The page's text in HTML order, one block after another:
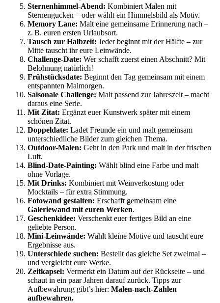
Sternenhimmel-Abend: Kombiniert Malen mit
Sternengucken – oder wählt ein Himmelsbild als Motiv.
Memory Lane: Malt eine gemeinsame Erinnerung nach –
z. B. euren ersten Urlaubsort.
Tausch zur Halbzeit: Jeder beginnt mit der Hälfte – zur
Mitte tauscht ihr eure Leinwände.
Challenge-Date: Wer schafft zuerst einen Abschnitt? Mit
Belohnung natürlich!
Frühstücksdate: Beginnt den Tag gemeinsam mit einem
entspannten Malmorgen.
Saisonale Challenge: Malt passend zur Jahreszeit – macht
daraus eine Serie.
Mit Zitat: Ergänzt euer Kunstwerk später mit einem
schönen Zitat.
Doppeldate: Ladet Freunde ein und malt gemeinsam
unterschiedliche Bilder zum gleichen Thema.
Outdoor-Malen: Geht in den Park und malt in der frischen
Luft.
Blind-Date-Painting: Wählt blind eine Farbe und malt
ohne Vorlage.
Mit Drinks: Kombiniert mit Weinverkostung oder
Mocktails – für extra Stimmung.
Fotowand gestalten: Erschafft gemeinsam eine
Galeriewand mit euren Werken.
Geschenkidee: Verschenkt euer fertiges Bild an eine
geliebte Person.
Mini-Leinwände: Wählt kleine Motive und tauscht eure
Ergebnisse aus.
Unterschiede suchen: Bestellt das gleiche Set zweimal –
und vergleicht eure Werke.
Zeitkapsel: Vermerkt ein Datum auf der Rückseite – und
schaut in ein paar Jahren darauf zurück. Tipps zur
Aufbewahrung gibt’s hier: Malen-nach-Zahlen
aufbewahren.